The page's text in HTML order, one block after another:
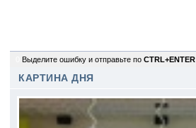
Выделите ошибку и отправьте по CTRL+ENTER
КАРТИНА ДНЯ